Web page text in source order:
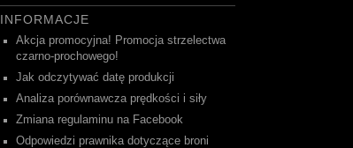
INFORMACJE
Akcja promocyjna! Promocja strzelectwa
czarno-prochowego!
Jak odczytywać datę produkcji
Analiza porównawcza prędkości i siły
Zmiana regulaminu na Facebook
Odpowiedzi prawnika dotyczące broni